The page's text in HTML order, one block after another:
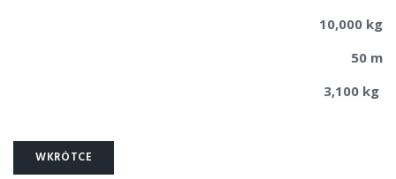
10,000 kg
50 m
3,100 kg
WKRÓTCE